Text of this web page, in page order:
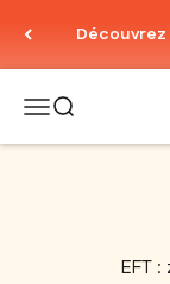
Ouvrir la
Ouvrir la
EFT